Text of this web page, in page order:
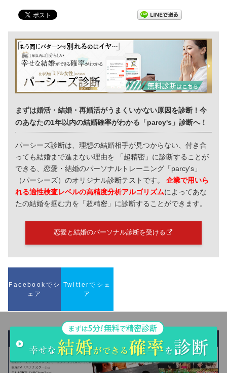
まずは婚活・結婚・再婚活がうまくいかない原因を診断！今
のあなたの1年以内の結婚確率がわかる「parcy's」診断へ！
パーシーズ診断は、理想の結婚相手が見つからない、付き合
っても結婚まで進まない理由を 「超精密」に診断することが
できる、恋愛・結婚のパーソナルトレーニング「parcy's」
（パーシーズ）のオリジナル診断テストです。企業で用いら
れる適性検査レベルの高精度分析アルゴリズムによってあな
たの結婚を掴む力を「超精密」に診断することができます。
恋愛と結婚のパーソナル診断を受ける
Facebookでシ
ェア
Twitterでシェ
ア